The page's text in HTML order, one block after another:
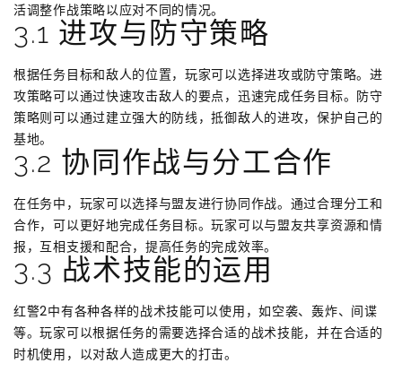
活调整作战策略以应对不同的情况。
3.1 进攻与防守策略
根据任务目标和敌人的位置，玩家可以选择进攻或防守策略。进
攻策略可以通过快速攻击敌人的要点，迅速完成任务目标。防守
策略则可以通过建立强大的防线，抵御敌人的进攻，保护自己的
基地。
3.2 协同作战与分工合作
在任务中，玩家可以选择与盟友进行协同作战。通过合理分工和
合作，可以更好地完成任务目标。玩家可以与盟友共享资源和情
报，互相支援和配合，提高任务的完成效率。
3.3 战术技能的运用
红警2中有各种各样的战术技能可以使用，如空袭、轰炸、间谍
等。玩家可以根据任务的需要选择合适的战术技能，并在合适的
时机使用，以对敌人造成更大的打击。